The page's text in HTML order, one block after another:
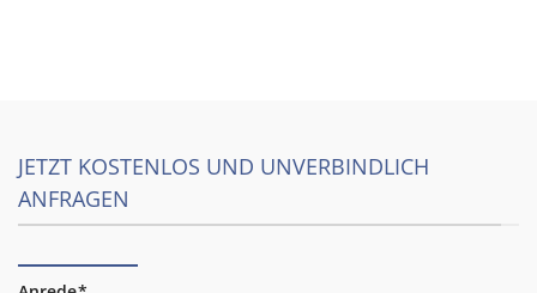
JETZT KOSTENLOS UND UNVERBINDLICH
ANFRAGEN